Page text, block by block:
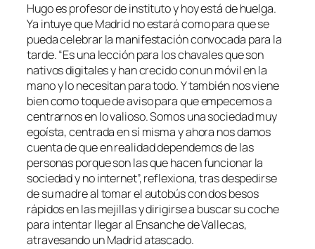
Hugo es profesor de instituto y hoy está de huelga.
Ya intuye que Madrid no estará como para que se
pueda celebrar la manifestación convocada para la
tarde. “Es una lección para los chavales que son
nativos digitales y han crecido con un móvil en la
mano y lo necesitan para todo. Y también nos viene
bien como toque de aviso para que empecemos a
centrarnos en lo valioso. Somos una sociedad muy
egoísta, centrada en sí misma y ahora nos damos
cuenta de que en realidad dependemos de las
personas porque son las que hacen funcionar la
sociedad y no internet”, reflexiona, tras despedirse
de su madre al tomar el autobús con dos besos
rápidos en las mejillas y dirigirse a buscar su coche
para intentar llegar al Ensanche de Vallecas,
atravesando un Madrid atascado.